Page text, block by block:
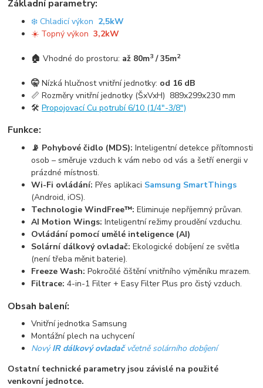
Základní parametry:
❄️ Chladicí výkon 2,5kW
☀️ Topný výkon3,2kW
🏠Vhodné do prostoru: až 80m3 / 35m2
🤫Nízká hlučnost vnitřní jednotky: od 16 dB
📏 Rozměry vnitřní jednotky (ŠxVxH) 889x299x230 mm
🛠️Propojovací Cu potrubí 6/10 (1/4"-3/8")
Funkce:
📡 Pohybové čidlo (MDS):Inteligentní detekce přítomnosti
osob – směruje vzduch k vám nebo od vás a šetří energii v
prázdné místnosti.
Wi-Fi ovládání:Přes aplikaci Samsung SmartThings
(Android, iOS).
Technologie WindFree™: Eliminuje nepříjemný průvan.
AI Motion Wings: Inteligentní režimy proudění vzduchu.
Ovládání pomocí umělé inteligence (AI)
Solární dálkový ovladač:Ekologické dobíjení ze světla
(není třeba měnit baterie).
Freeze Wash: Pokročilé čištění vnitřního výměníku mrazem.
Filtrace: 4-in-1 Filter + Easy Filter Plus pro čistý vzduch.
Obsah balení:
Vnitřní jednotka Samsung
Montážní plech na uchycení
NovýIR dálkový ovladačvčetně solárního dobíjení
Ostatní technické parametry jsou závislé na použité
venkovní jednotce.